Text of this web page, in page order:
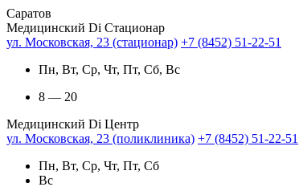
Саратов
Медицинский Di Стационар
ул. Московская, 23 (стационар) +7 (8452) 51-22-51
Пн, Вт, Ср, Чт, Пт, Сб, Вс
8 — 20
Медицинский Di Центр
ул. Московская, 23 (поликлиника) +7 (8452) 51-22-51
Пн, Вт, Ср, Чт, Пт, Сб
Вс